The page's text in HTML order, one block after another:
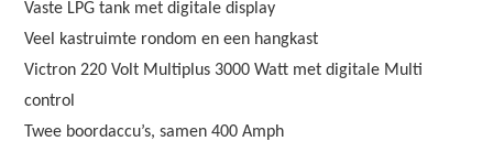
Vaste LPG tank met digitale display
Veel kastruimte rondom en een hangkast
Victron 220 Volt Multiplus 3000 Watt met digitale Multi
control
Twee boordaccu’s, samen 400 Amph